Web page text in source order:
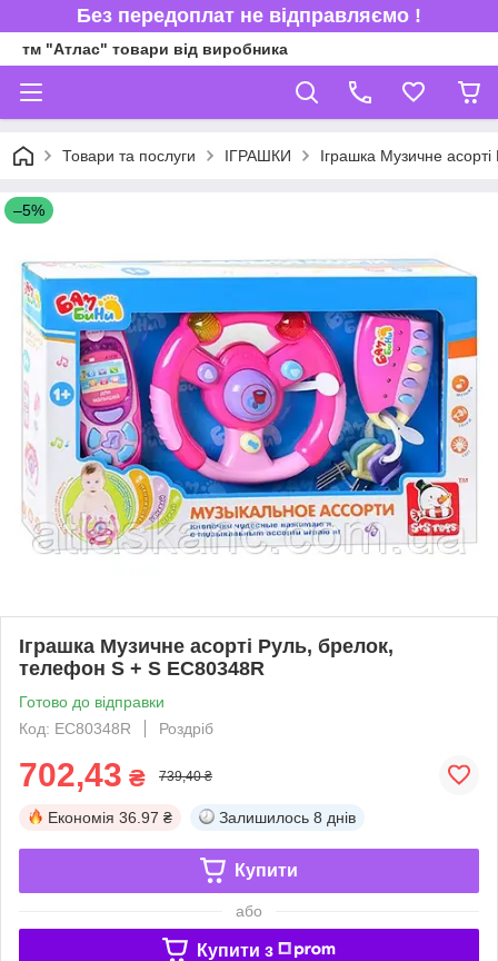
Без передоплат не відправляємо !
тм "Атлас" товари від виробника
Товари та послуги ІГРАШКИ Іграшка Музичне
–5%
Іграшка Музичне асорті Руль, брелок,
телефон S + S EC80348R
Готово до відправки
Код: EC80348R
Роздріб
702,43 ₴ 739,40 ₴
Економія 36.97 ₴ Залишилось 8 днів
Купити
або
Купити з